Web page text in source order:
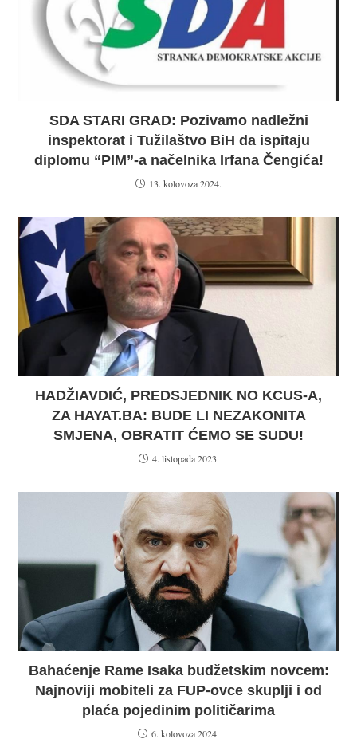
SDA STARI GRAD: Pozivamo nadležni
inspektorat i Tužilaštvo BiH da ispitaju
diplomu “PIM”-a načelnika Irfana Čengića!
13. kolovoza 2024.
HADŽIAVDIĆ, PREDSJEDNIK NO KCUS-A,
ZA HAYAT.BA: BUDE LI NEZAKONITA
SMJENA, OBRATIT ĆEMO SE SUDU!
4. listopada 2023.
Bahaćenje Rame Isaka budžetskim novcem:
Najnoviji mobiteli za FUP-ovce skuplji i od
plaća pojedinim političarima
6. kolovoza 2024.